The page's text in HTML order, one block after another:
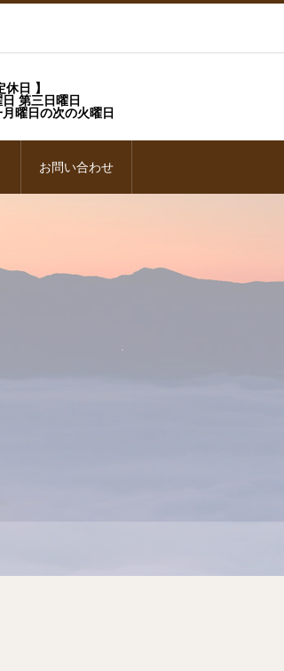
休日 】
日 第三日曜日
曜日の次の火曜日
お問い合わせ